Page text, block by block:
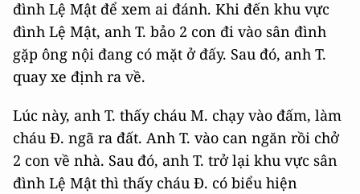
đình Lệ Mật để xem ai đánh. Khi đến khu vực
đình Lệ Mật, anh T. bảo 2 con đi vào sân đình
gặp ông nội đang có mặt ở đấy. Sau đó, anh T.
quay xe định ra về.
Lúc này, anh T. thấy cháu M. chạy vào đấm, làm
cháu Đ. ngã ra đất. Anh T. vào can ngăn rồi chở
2 con về nhà. Sau đó, anh T. trở lại khu vực sân
đình Lệ Mật thì thấy cháu Đ. có biểu hiện